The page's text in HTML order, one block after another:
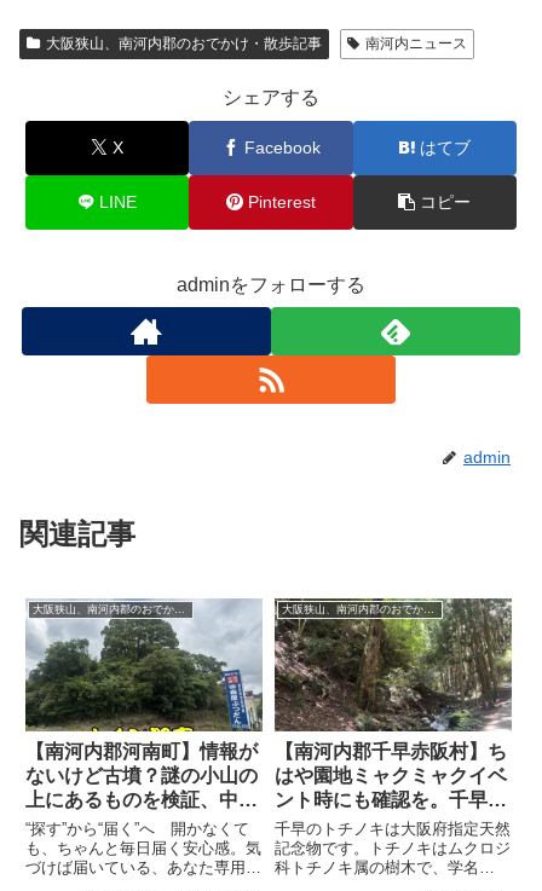
大阪狭山、南河内郡のおでかけ・散歩記事 南河内ニュース
シェアする
X Facebook はてブ
LINE Pinterest コピー
adminをフォローする
admin
関連記事
大阪狭山、南河内郡のおでかけ・散歩記事
【南河内郡河南町】情報が
ないけど古墳？謎の小山の
上にあるものを検証、中に
入って確認してみました
“探す”から“届く”へ 開かなくて
も、ちゃんと毎日届く安心感。気
づけば届いている、あなた専用の
大阪狭山、南河内郡のおでかけ・散歩記事
【南河内郡千早赤阪村】ち
はや園地ミャクミャクイベ
ント時にも確認を。千早の
トチノキは樹齢300年クラ
ス！（2月10日分・メイン
記事）
千早のトチノキは大阪府指定天然
記念物です。トチノキはムクロジ
科トチノキ属の樹木で、学名